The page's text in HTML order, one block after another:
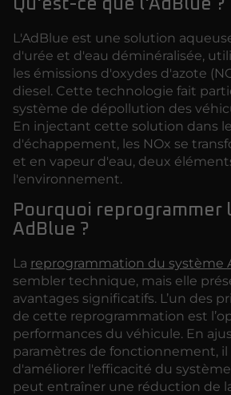
Qu'est-ce que l'AdBlue ?
L'AdBlue est une solution
d'urée et d'eau déminéralisée,
les émissions d'oxydes d'azote
diesel. Cette technologie fait
système de dépollution des
En injectant cette solution dans
d'échappement, les NOx se
et en vapeur d'eau, deux
l'environnement.
Pourquoi reprogrammer
AdBlue ?
La reprogrammation du système
sembler technique, mais elle
avantages significatifs. L’un des
de cette reprogrammation est
performances du véhicule. En
paramètres de fonctionnement, il
d'améliorer l'efficacité du
peut entraîner une réduction de